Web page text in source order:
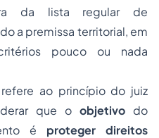
da lista regular de
a premissa territorial, em
pouco ou nada
ao princípio do juiz
que o objetivo do
é proteger direitos